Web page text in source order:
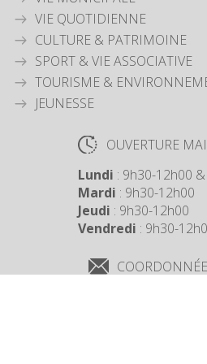
VIE QUOTIDIENNE
CULTURE & PATRIMOINE
SPORT & VIE ASSOCIATIVE
TOURISME &
JEUNESSE
OUVERTURE
Lundi : 9h30-12h00
Mardi : 9h30-12h00
Jeudi : 9h30-12h00
Vendredi : 9h30-